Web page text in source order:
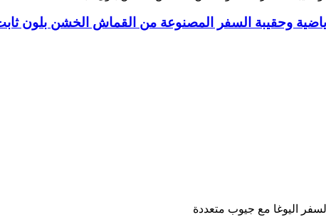
وحقيبة السفر المصنوعة من القماش الخشن بلون